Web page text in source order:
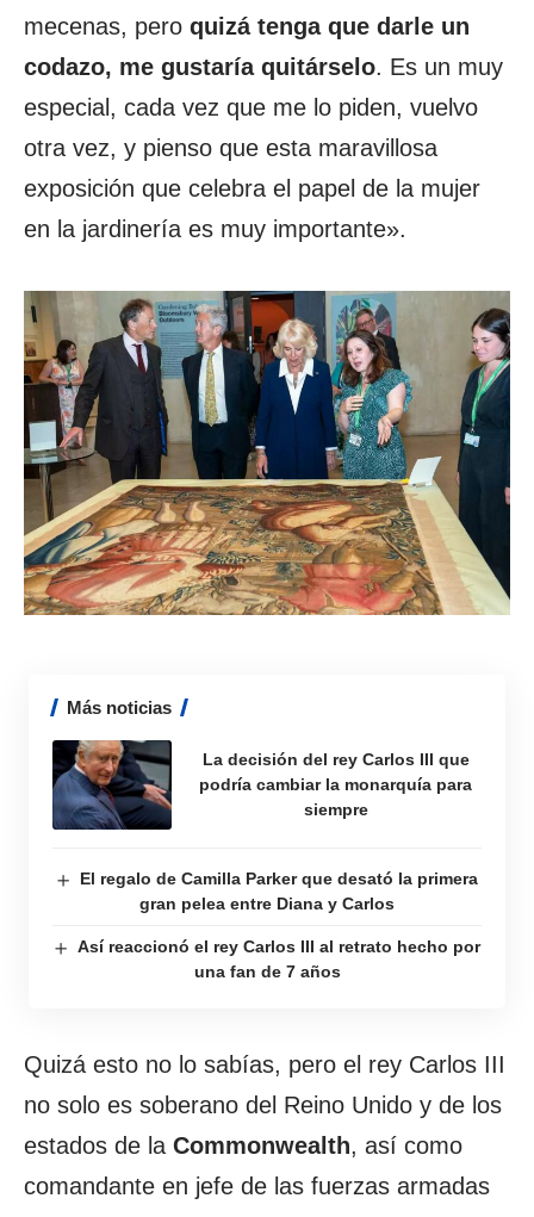
mecenas, pero quizá tenga que darle un
codazo, me gustaría quitárselo. Es un muy
especial, cada vez que me lo piden, vuelvo
otra vez, y pienso que esta maravillosa
exposición que celebra el papel de la mujer
en la jardinería es muy importante».
Más noticias
La decisión del rey Carlos III que
podría cambiar la monarquía para
siempre
El regalo de Camilla Parker que desató la primera
gran pelea entre Diana y Carlos
Así reaccionó el rey Carlos III al retrato hecho por
una fan de 7 años
Quizá esto no lo sabías, pero el rey Carlos III
no solo es soberano del Reino Unido y de los
estados de la Commonwealth, así como
comandante en jefe de las fuerzas armadas